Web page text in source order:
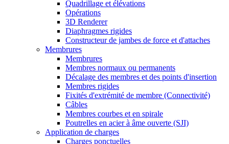
Quadrillage et élévations
Opérations
3D Renderer
Diaphragmes rigides
Constructeur de jambes de force et d'attaches
Membrures
Membrures
Membres normaux ou permanents
Décalage des membres et des points d'insertion
Membres rigides
Fixités d'extrémité de membre (Connectivité)
Câbles
Membres courbes et en spirale
Poutrelles en acier à âme ouverte (SJI)
Application de charges
Charges ponctuelles